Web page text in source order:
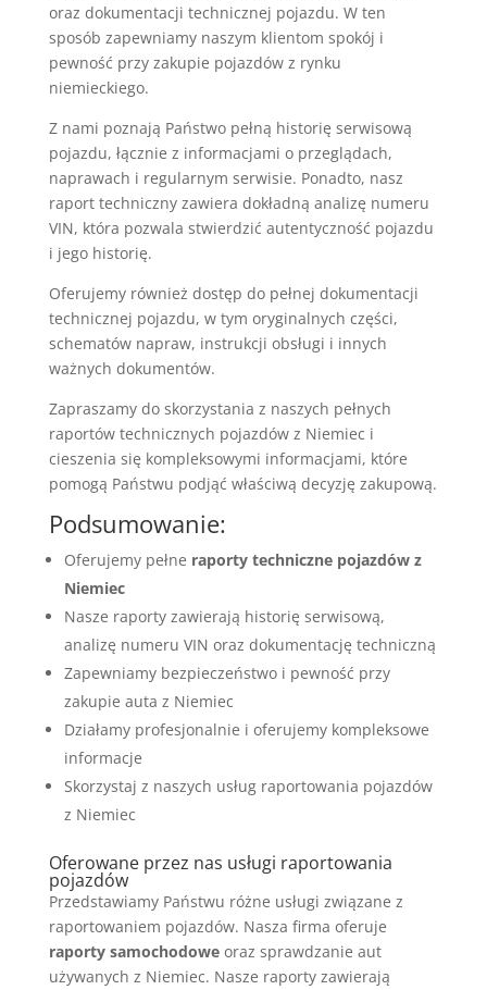
oraz dokumentacji technicznej pojazdu. W ten
sposób zapewniamy naszym klientom spokój i
pewność przy zakupie pojazdów z rynku
niemieckiego.
Z nami poznają Państwo pełną historię serwisową
pojazdu, łącznie z informacjami o przeglądach,
naprawach i regularnym serwisie. Ponadto, nasz
raport techniczny zawiera dokładną analizę numeru
VIN, która pozwala stwierdzić autentyczność pojazdu
i jego historię.
Oferujemy również dostęp do pełnej dokumentacji
technicznej pojazdu, w tym oryginalnych części,
schematów napraw, instrukcji obsługi i innych
ważnych dokumentów.
Zapraszamy do skorzystania z naszych pełnych
raportów technicznych pojazdów z Niemiec i
cieszenia się kompleksowymi informacjami, które
pomogą Państwu podjąć właściwą decyzję zakupową.
Podsumowanie:
Oferujemy pełne raporty techniczne pojazdów z
Niemiec
Nasze raporty zawierają historię serwisową,
analizę numeru VIN oraz dokumentację techniczną
Zapewniamy bezpieczeństwo i pewność przy
zakupie auta z Niemiec
Działamy profesjonalnie i oferujemy kompleksowe
informacje
Skorzystaj z naszych usług raportowania pojazdów
z Niemiec
Oferowane przez nas usługi raportowania
pojazdów
Przedstawiamy Państwu różne usługi związane z
raportowaniem pojazdów. Nasza firma oferuje
raporty samochodoweoraz sprawdzanie aut
używanych z Niemiec. Nasze raporty zawierają